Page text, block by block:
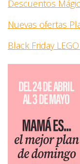
Descuentos
Nuevas ofertas
Black Friday